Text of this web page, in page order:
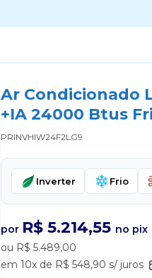
Ar Condicionado
+IA 24000 Btus
PRINVHIW24F2LG9
Inverter Frio
por R$ 5.214,55 no pix
ou R$ 5.489,00
em 10x de R$ 548,90 s/ juros